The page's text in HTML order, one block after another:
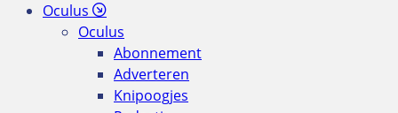
Oculus
Oculus
Abonnement
Adverteren
Knipoogjes